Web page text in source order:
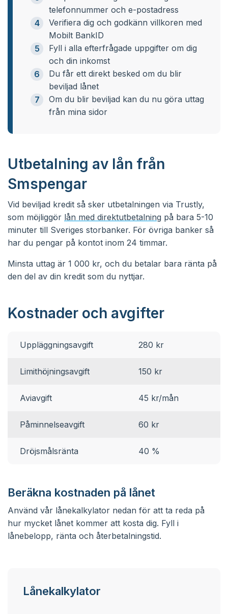
telefonnummer och e-postadress
Verifiera dig och godkänn villkoren med
Mobilt BankID
Fyll i alla efterfrågade uppgifter om dig
och din inkomst
Du får ett direkt besked om du blir
beviljad lånet
Om du blir beviljad kan du nu göra uttag
från mina sidor
Utbetalning av lån från
Smspengar
Vid beviljad kredit så sker utbetalningen via Trustly,
som möjliggör lån med direktutbetalning på bara 5-10
minuter till Sveriges storbanker. För övriga banker så
har du pengar på kontot inom 24 timmar.
Minsta uttag är 1 000 kr, och du betalar bara ränta på
den del av din kredit som du nyttjar.
Kostnader och avgifter
Uppläggningsavgift 280 kr
Limithöjningsavgift 150 kr
Aviavgift 45 kr/mån
Påminnelseavgift 60 kr
Dröjsmålsränta 40 %
Beräkna kostnaden på lånet
Använd vår lånekalkylator nedan för att ta reda på
hur mycket lånet kommer att kosta dig. Fyll i
lånebelopp, ränta och återbetalningstid.
Lånekalkylator